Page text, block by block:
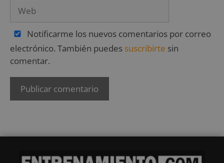
Notificarme los nuevos comentarios por correo
electrónico. También puedes suscribirte sin
comentar.